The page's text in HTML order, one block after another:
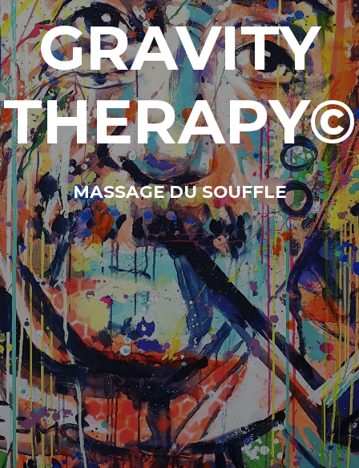
GRAVITY
THERAPY©
MASSAGE DU SOUFFLE